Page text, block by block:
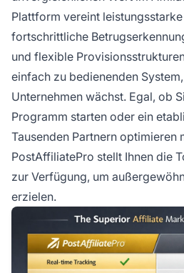
Plattform vereint
fortschrittliche
und flexible
einfach zu bedienenden
Unternehmen wächst. Egal, ob
Programm starten oder ein
Tausenden Partnern optimieren
PostAffiliatePro stellt Ihnen die
zur Verfügung, um
erzielen.